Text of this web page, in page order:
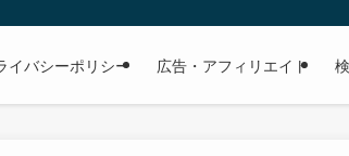
イバシーポリシー 広告・アフィリエイト